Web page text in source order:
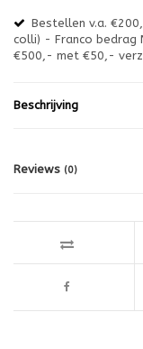
Bestellen v.a.
colli) - Franco bedrag
€500,- met €50,-
Beschrijving
Reviews (0)